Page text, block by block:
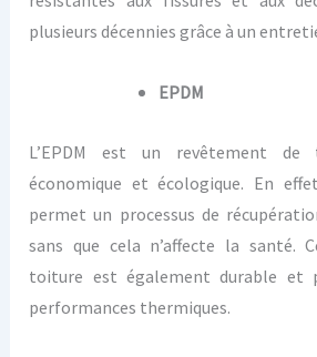
plusieurs décennies grâce à un
EPDM
L’EPDM est un revêtement
économique et écologique. En
permet un processus de
sans que cela n’affecte la santé.
toiture est également durable et
performances thermiques.